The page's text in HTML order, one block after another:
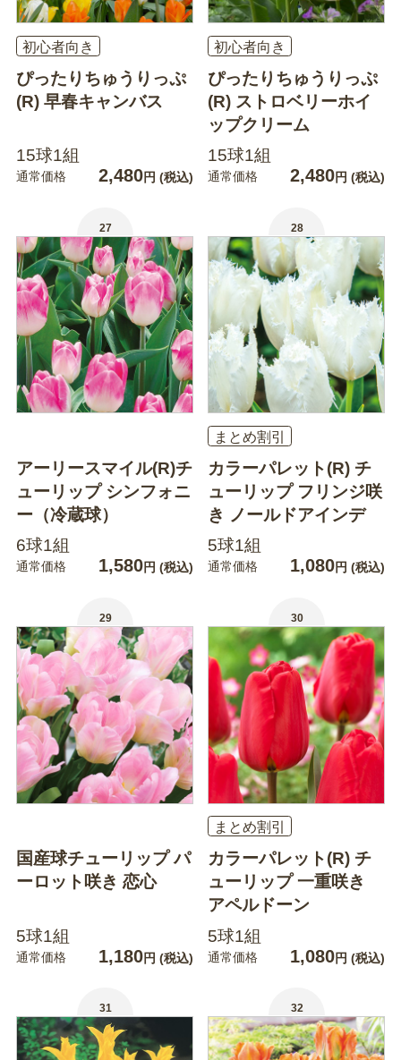
初心者向き
ぴったりちゅうりっぷ
(R) 早春キャンバス
15球1組
通常価格 2,480円 (税込)
初心者向き
ぴったりちゅうりっぷ
(R) ストロベリーホイ
ップクリーム
15球1組
通常価格 2,480円 (税込)
27
アーリースマイル(R)チ
ューリップ シンフォニ
ー（冷蔵球）
6球1組
通常価格 1,580円 (税込)
28
まとめ割引
カラーパレット(R) チ
ューリップ フリンジ咲
き ノールドアインデ
5球1組
通常価格 1,080円 (税込)
29
国産球チューリップ パ
ーロット咲き 恋心
5球1組
通常価格 1,180円 (税込)
30
まとめ割引
カラーパレット(R) チ
ューリップ 一重咲き
アペルドーン
5球1組
通常価格 1,080円 (税込)
31 32